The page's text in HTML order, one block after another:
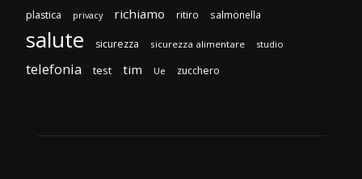
plastica privacy richiamo ritiro salmonella
salute sicurezza sicurezza alimentare studio
telefonia test tim Ue zucchero